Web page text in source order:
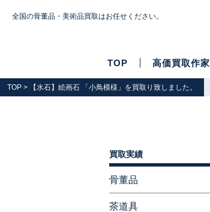
全国の骨董品・美術品買取はお任せください。
TOP 高価買取作家
TOP > 【水石】絵画石 「小鳥模様」を買取り致しました。
買取実績
骨董品
茶道具